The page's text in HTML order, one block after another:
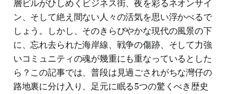
層ビルがひしめくビジネス街、夜を彩るネオンサイ
ン、そして絶え間ない人々の活気を思い浮かべるで
しょう。しかし、そのきらびやかな現代の風景の下
に、忘れ去られた海岸線、戦争の傷跡、そして力強
いコミュニティの魂が幾重にも重なっているとした
ら？この記事では、普段は見過ごされがちな灣仔の
路地裏に分け入り、足元に眠る5つの驚くべき歴史